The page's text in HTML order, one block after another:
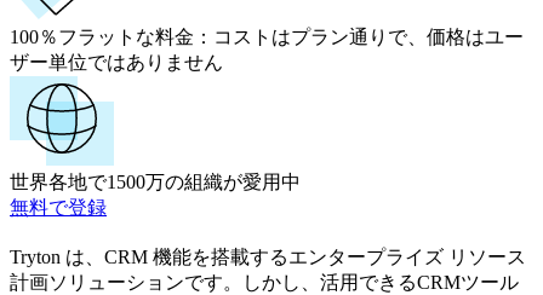
100％フラットな料金： コストはプラン通りで、価格はユー
ザー単位ではありません
世界各地で1500万の組織が愛用中
無料で登録
Tryton は、CRM 機能を搭載するエンタープライズ リソース
計画ソリューションです。しかし、活用できるCRMツール